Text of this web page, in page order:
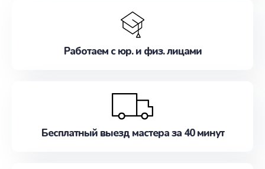
Работаем с юр. и физ. лицами
Бесплатный выезд мастера за 40 минут